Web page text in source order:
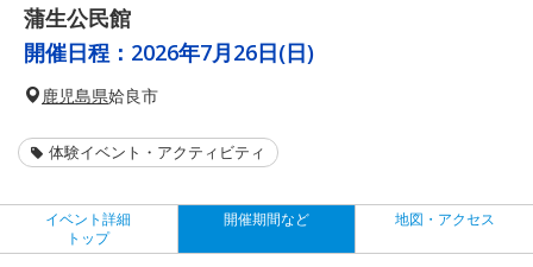
蒲生公民館
開催日程： 2026年7月26日(日)
鹿児島県姶良市
体験イベント・アクティビティ
イベント詳細
トップ
開催期間など 地図・アクセス